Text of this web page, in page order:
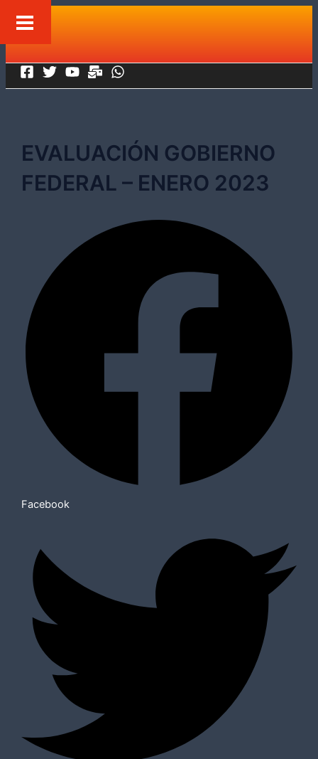
contenido
EVALUACIÓN GOBIERNO
FEDERAL – ENERO 2023
Facebook